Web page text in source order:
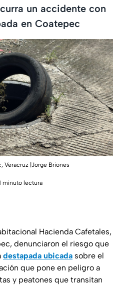
un accidente con
en Coatepec
Veracruz |Jorge Briones
minuto lectura
Hacienda Cafetales,
denunciaron el riesgo que
destapada ubicada sobre el
que pone en peligro a
y peatones que transitan